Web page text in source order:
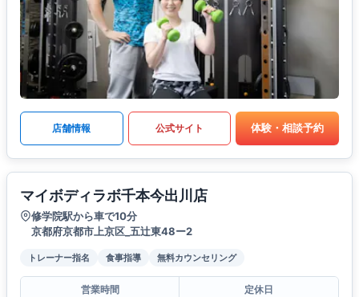
店舗情報 公式サイト 体験・相談予約
マイボディラボ千本今出川店
修学院駅から車で10分
京都府京都市上京区_五辻東48ー2
トレーナー指名 食事指導 無料カウンセリング
営業時間
定休日